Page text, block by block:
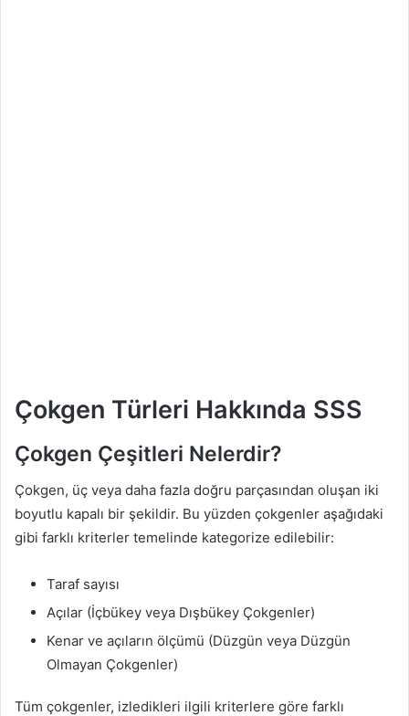
Çokgen Türleri Hakkında SSS
Çokgen Çeşitleri Nelerdir?
Çokgen, üç veya daha fazla doğru parçasından oluşan iki
boyutlu kapalı bir şekildir. Bu yüzden çokgenler aşağıdaki
gibi farklı kriterler temelinde kategorize edilebilir:
Taraf sayısı
Açılar (İçbükey veya Dışbükey Çokgenler)
Kenar ve açıların ölçümü (Düzgün veya Düzgün
Olmayan Çokgenler)
Tüm çokgenler, izledikleri ilgili kriterlere göre farklı